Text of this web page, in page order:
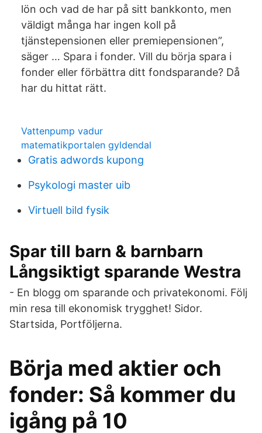
lön och vad de har på sitt bankkonto, men
väldigt många har ingen koll på
tjänstepensionen eller premiepensionen”,
säger … Spara i fonder. Vill du börja spara i
fonder eller förbättra ditt fondsparande? Då
har du hittat rätt.
Vattenpump vadur
matematikportalen gyldendal
Gratis adwords kupong
Psykologi master uib
Virtuell bild fysik
Spar till barn & barnbarn
Långsiktigt sparande Westra
- En blogg om sparande och privatekonomi. Följ
min resa till ekonomisk trygghet! Sidor.
Startsida, Portföljerna.
Börja med aktier och
fonder: Så kommer du
igång på 10